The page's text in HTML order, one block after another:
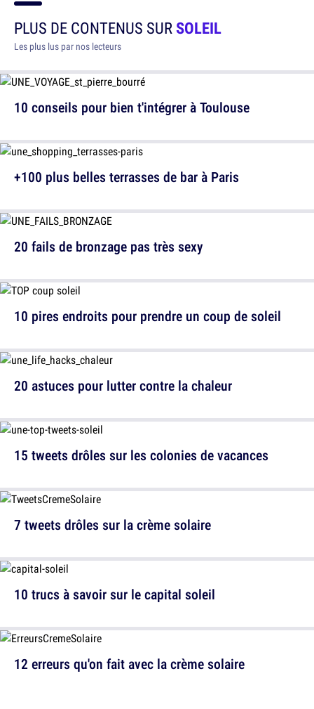
PLUS DE CONTENUS SURSOLEIL
Les plus lus par nos lecteurs
10 conseils pour bien t'intégrer à Toulouse
20 fails de bronzage pas très sexy
20 astuces pour lutter contre la chaleur
7 tweets drôles sur la crème solaire
12 erreurs qu'on fait avec la crème solaire
+100 plus belles terrasses de bar à Paris
10 pires endroits pour prendre un coup de soleil
15 tweets drôles sur les colonies de vacances
10 trucs à savoir sur le capital soleil